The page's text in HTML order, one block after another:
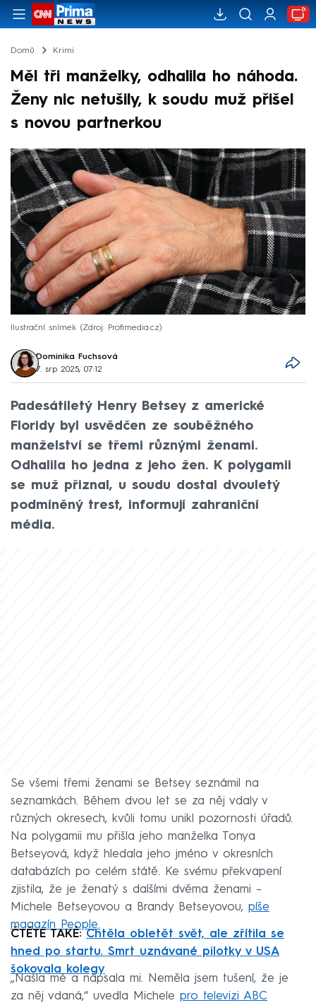
Domů Krimi
Měl tři manželky, odhalila ho náhoda.
Ženy nic netušily, k soudu muž přišel
s novou partnerkou
Ilustrační snímek Zdroj: Profimedia.cz
Dominika Fuchsová
7. srp 2025, 07:12
Padesátiletý Henry Betsey z americké
Floridy byl usvědčen ze souběžného
manželství se třemi různými ženami.
Odhalila ho jedna z jeho žen. K polygamii
se muž přiznal, u soudu dostal dvouletý
podmíněný trest, informují zahraniční
média.
Se všemi třemi ženami se Betsey seznámil na
seznamkách. Během dvou let se za něj vdaly v
různých okresech, kvůli tomu unikl pozornosti úřadů.
Na polygamii mu přišla jeho manželka Tonya
Betseyová, když hledala jeho jméno v okresních
databázích po celém státě. Ke svému překvapení
zjistila, že je ženatý s dalšími dvěma ženami –
Michele Betseyovou a Brandy Betseyovou, píše
magazín People.
ČTĚTE TAKÉ: Chtěla obletět svět, ale zřítila se
hned po startu. Smrt uznávané pilotky v USA
šokovala kolegy
„Našla mě a napsala mi. Neměla jsem tušení, že je
za něj vdaná,“ uvedla Michele pro televizi ABC